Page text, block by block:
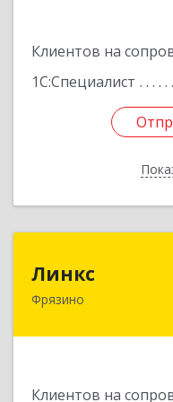
Клиентов на
1С:Специалист
Линкс
Фрязино
Клиентов на
141190,